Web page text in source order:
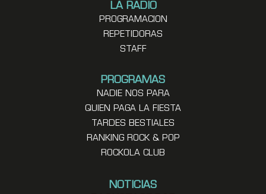
LA RADIO
PROGRAMACION
REPETIDORAS
STAFF
PROGRAMAS
NADIE NOS PARA
QUIEN PAGA LA FIESTA
TARDES BESTIALES
RANKING ROCK & POP
ROCKOLA CLUB
NOTICIAS